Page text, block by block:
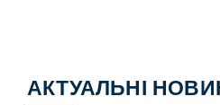
АКТУАЛЬНІ